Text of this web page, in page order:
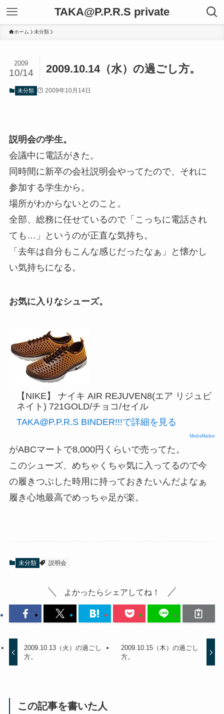
TAKA@P.P.R.S private
ホーム 未分類
2009.10.14（水）の過ごし方。
2009
10/14
未分類 2009年10月14日
説明会の学生。
会議中に電話がきた。
同時間に新卒の会社説明会やってたので、それに
参加する学生から。
場所がわからないとのこと。
全部、総務に任せているので「こっちに電話され
ても…」というのが正直な気持ち。
「去年は自分もこんな感じだったなぁ」と懐かし
い気持ちになる。
お気に入りなシューズ。
【NIKE】 ナイキ AIR REJUVEN8(エア リジュビ
ネイト) 721GOLD/チョコ/セイル
TAKA@P.P.R.S BINDER!!!で詳細を見る
MediaMarker
がABCマートで8,000円くらいで売ってた。
このシューズ、めちゃくちゃ気に入ってるので今
の履きつぶした時用に持っておきたいんだよなぁ
履き心地最高でめっちゃ足が楽。
未分類 説明会
よかったらシェアしてね！
2009.10.13（火）の過ごし
方。
2009.10.15（木）の過ごし
方。
この記事を書いた人